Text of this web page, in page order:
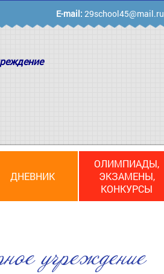
E-mail: 29school45@mail.ru
ДНЕВНИК
ОЛИМПИАДЫ,
ЭКЗАМЕНЫ,
КОНКУРСЫ
учреждение